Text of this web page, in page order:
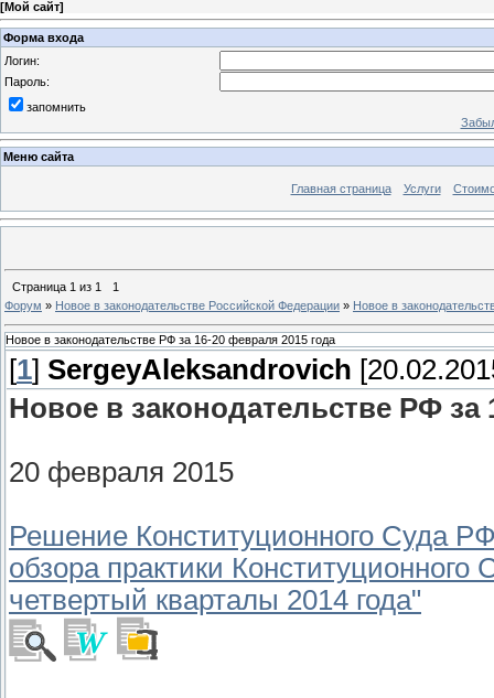
[Мой сайт]
Форма входа
Логин:
Пароль:
запомнить
Меню сайта
Главная страница Услуги
Страница 1 из 1
1
Форум » Новое в законодательстве Российской Федерации » Новое в
Новое в законодательстве РФ за 16-20 февраля 2015 года
[1] SergeyAleksandrovich
Новое в законодательстве РФ за
20 февраля 2015
Решение Конституционного Суда
обзора практики
четвертый кварталы 2014 года"